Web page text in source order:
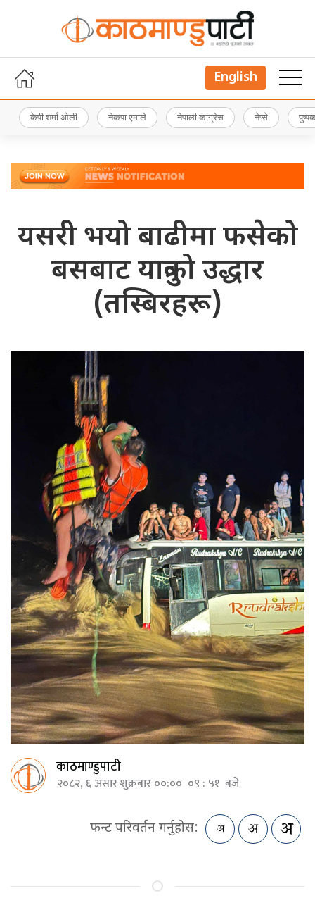
English
केपी शर्मा ओली नेकपा एमाले नेपाली कांग्रेस नेप्से
यसरी भयो बाढीमा फसेको
बसबाट यात्रुको उद्धार
(तस्बिरहरू)
काठमाण्डुपाटी
२०८२, ६ असार शुक्रबार ००:०० ०९ : ५१ बजे
फन्ट परिवर्तन गर्नुहोस: